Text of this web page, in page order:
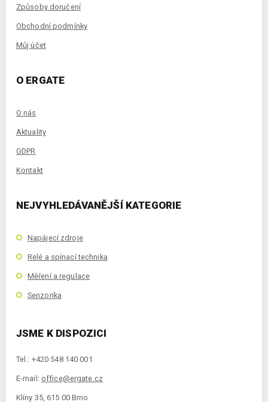
Způsoby doručení
Obchodní podmínky
Můj účet
O ERGATE
O nás
Aktuality
GDPR
Kontakt
NEJVYHLEDÁVANĚJŠÍ KATEGORIE
Napájecí zdroje
Relé a spínací technika
Měření a regulace
Senzorika
JSME K DISPOZICI
Tel.: +420 548 140 001
E-mail: office@ergate.cz
Klíny 35, 615 00 Brno